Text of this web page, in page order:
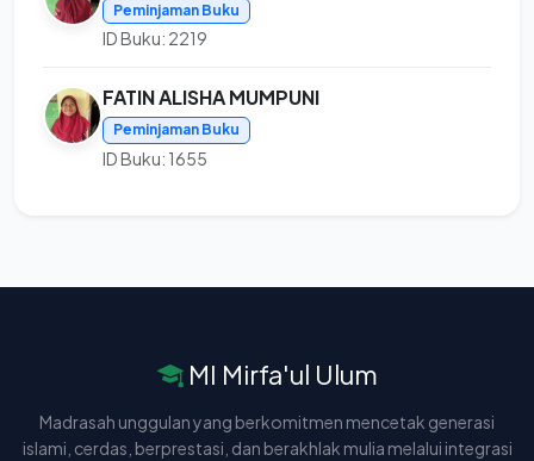
Peminjaman Buku
ID Buku: 2219
FATIN ALISHA MUMPUNI
Peminjaman Buku
ID Buku: 1655
MI Mirfa'ul Ulum
Madrasah unggulan yang berkomitmen mencetak generasi
islami, cerdas, berprestasi, dan berakhlak mulia melalui integrasi